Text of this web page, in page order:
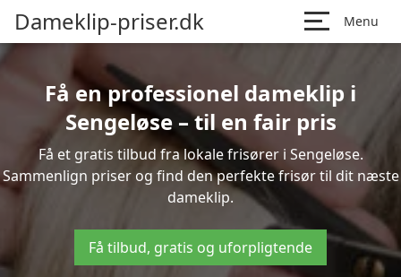
Dameklip-priser.dk Menu
Få en professionel dameklip i
Sengeløse – til en fair pris
Få et gratis tilbud fra lokale frisører i Sengeløse.
Sammenlign priser og find den perfekte frisør til dit næste
dameklip.
Få tilbud, gratis og uforpligtende